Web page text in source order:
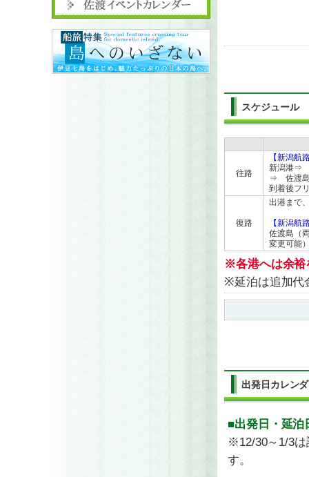
スケジュール
往路
【新潟航
新潟港⇒
⇒ 佐渡島
到着後フ
復路
出港まで
【新潟航
佐渡島（
変更可能
※各港へは余裕
※延泊は追加代
出発日カレン
■出発日・延泊
※12/30～1/3は
す。